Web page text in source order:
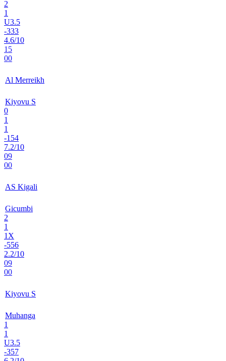
2
1
U3.5
-333
4.6/10
15
00
Al Merreikh
Kiyovu S
0
1
1
-154
7.2/10
09
00
AS Kigali
Gicumbi
2
1
1X
-556
2.2/10
09
00
Kiyovu S
Muhanga
1
1
U3.5
-357